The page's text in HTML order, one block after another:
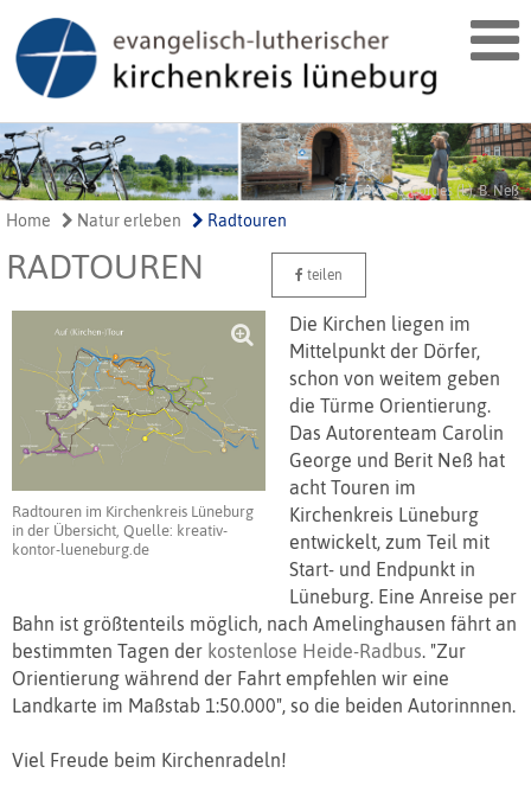
Fotos: C. Cordes (l.), B. Neß
Home Natur erleben Radtouren
RADTOUREN teilen
Radtouren im Kirchenkreis Lüneburg
in der Übersicht, Quelle: kreativ-
kontor-lueneburg.de
Die Kirchen liegen im
Mittelpunkt der Dörfer,
schon von weitem geben
die Türme Orientierung.
Das Autorenteam Carolin
George und Berit Neß hat
acht Touren im
Kirchenkreis Lüneburg
entwickelt, zum Teil mit
Start- und Endpunkt in
Lüneburg. Eine Anreise per
Bahn ist größtenteils möglich, nach Amelinghausen fährt an
bestimmten Tagen der kostenlose Heide-Radbus. "Zur
Orientierung während der Fahrt empfehlen wir eine
Landkarte im Maßstab 1:50.000", so die beiden Autorinnnen.
Viel Freude beim Kirchenradeln!